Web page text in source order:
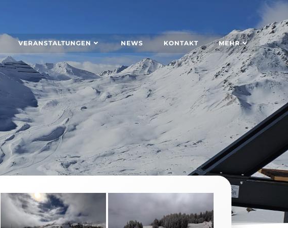
VERANSTALTUNGEN NEWS KONTAKT MEHR